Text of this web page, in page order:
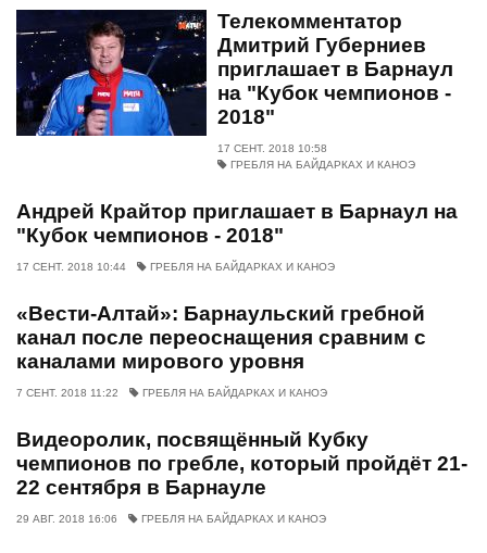
Телекомментатор
Дмитрий Губерниев
приглашает в Барнаул
на "Кубок чемпионов -
2018"
17 СЕНТ. 2018 10:58
ГРЕБЛЯ НА БАЙДАРКАХ И КАНОЭ
Андрей Крайтор приглашает в Барнаул на
"Кубок чемпионов - 2018"
17 СЕНТ. 2018 10:44 ГРЕБЛЯ НА БАЙДАРКАХ И КАНОЭ
«Вести-Алтай»: Барнаульский гребной
канал после переоснащения сравним с
каналами мирового уровня
7 СЕНТ. 2018 11:22 ГРЕБЛЯ НА БАЙДАРКАХ И КАНОЭ
Видеоролик, посвящённый Кубку
чемпионов по гребле, который пройдёт 21-
22 сентября в Барнауле
29 АВГ. 2018 16:06 ГРЕБЛЯ НА БАЙДАРКАХ И КАНОЭ